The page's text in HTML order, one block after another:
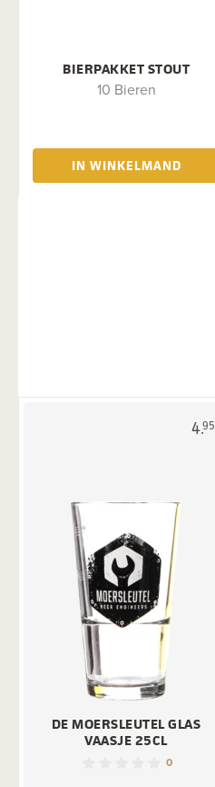
BIERPAKKET STOUT
10 Bieren
IN WINKELMAND
4.95
DE MOERSLEUTEL GLAS
VAASJE 25CL
0